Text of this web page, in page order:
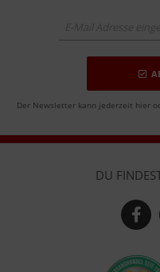
Der Newsletter kann jederzeit hier
DU